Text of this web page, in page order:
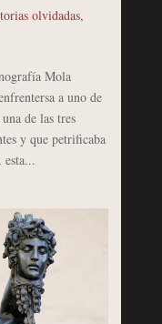
olvidadas,
Mola
a uno de
de las tres
y que petrificaba
esta...